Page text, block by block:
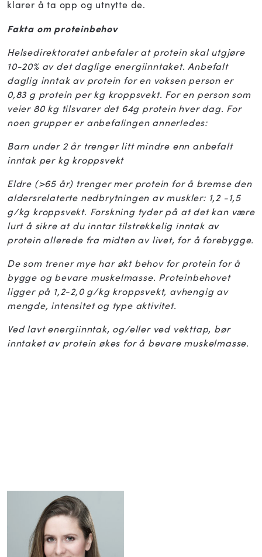
klarer å ta opp og utnytte de.
Fakta om proteinbehov
Helsedirektoratet anbefaler at protein skal utgjøre
10-20% av det daglige energiinntaket. Anbefalt
daglig inntak av protein for en voksen person er
0,83 g protein per kg kroppsvekt. For en person som
veier 80 kg tilsvarer det 64g protein hver dag. For
noen grupper er anbefalingen annerledes:
Barn under 2 år trenger litt mindre enn anbefalt
inntak per kg kroppsvekt
Eldre (>65 år) trenger mer protein for å bremse den
aldersrelaterte nedbrytningen av muskler: 1,2 -1,5
g/kg kroppsvekt. Forskning tyder på at det kan være
lurt å sikre at du inntar tilstrekkelig inntak av
protein allerede fra midten av livet, for å forebygge.
De som trener mye har økt behov for protein for å
bygge og bevare muskelmasse. Proteinbehovet
ligger på 1,2-2,0 g/kg kroppsvekt, avhengig av
mengde, intensitet og type aktivitet.
Ved lavt energiinntak, og/eller ved vekttap, bør
inntaket av protein økes for å bevare muskelmasse.